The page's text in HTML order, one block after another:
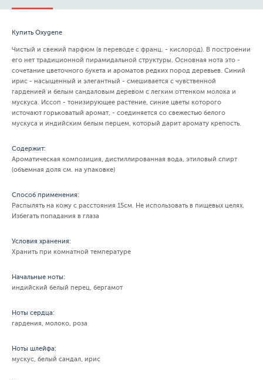
Купить Oxygene
Чистый и свежий парфюм (в переводе с франц. - кислород). В построении
его нет традиционной пирамидальной структуры. Основная нота это -
сочетание цветочного букета и ароматов редких пород деревьев. Синий
ирис - насыщенный и элегантный - смешивается с чувственной
гарденией и белым сандаловым деревом с легким оттенком молока и
мускуса. Иссоп - тонизирующее растение, синие цветы которого
источают горьковатый аромат, - соединяется со свежестью белого
мускуса и индийским белым перцем, который дарит аромату крепость.
Содержит:
Ароматическая композиция, дистиллированная вода, этиловый спирт
(объемная доля см. на упаковке)
Способ применения:
Распылять на кожу с расстояния 15см. Не использовать в пищевых целях.
Избегать попадания в глаза
Условия хранения:
Хранить при комнатной температуре
Начальные ноты:
индийский белый перец, бергамот
Ноты сердца:
гардения, молоко, роза
Ноты шлейфа:
мускус, белый сандал, ирис